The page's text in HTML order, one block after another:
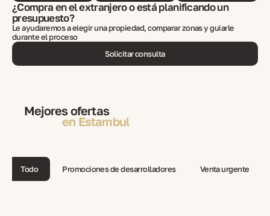
¿Compra en el extranjero o está planificando un
presupuesto?
Le ayudaremos a elegir una propiedad, comparar zonas y guiarle
durante el proceso
Solicitar consulta
Mejores ofertas
en Estambul
Todo Promociones de desarrolladores Venta urgente